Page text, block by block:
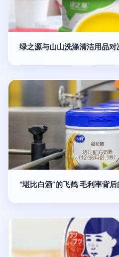
绿之源与山山洗涤清洁用品对
“堪比白酒”的飞鹤 毛利率背